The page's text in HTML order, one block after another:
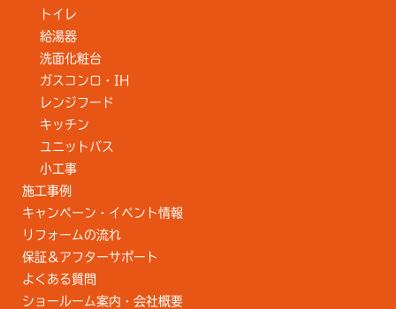
トイレ
給湯器
洗面化粧台
ガスコンロ・IH
レンジフード
キッチン
ユニットバス
小工事
施工事例
キャンペーン・イベント情報
リフォームの流れ
保証＆アフターサポート
よくある質問
ショールーム案内・会社概要